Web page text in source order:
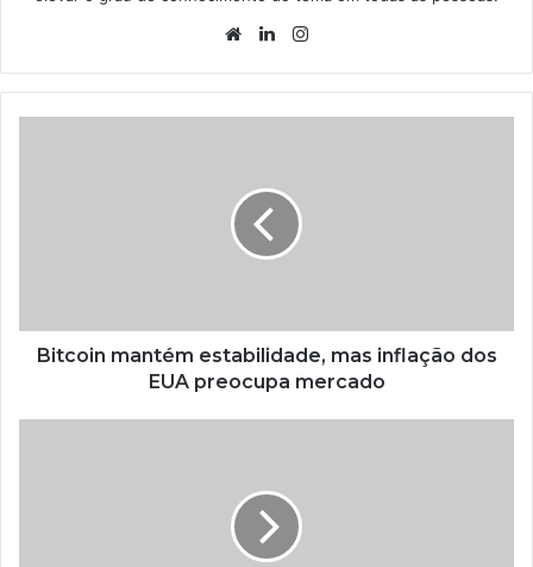
WebsiteLinkedin
Bitcoin mantém estabilidade, mas inflação dos
EUA preocupa mercado